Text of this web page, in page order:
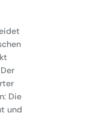
Die
und